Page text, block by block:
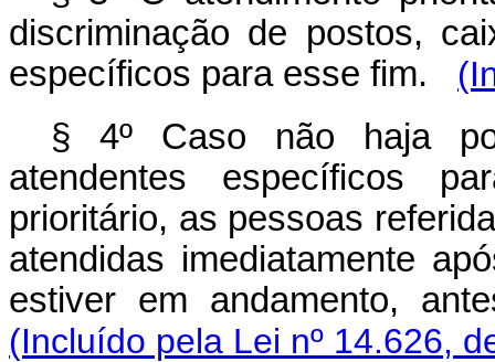
discriminação de postos,
específicos para esse fim.
§ 4º Caso não haja
atendentes específicos
prioritário, as pessoas
atendidas imediatamente
estiver em andamento,
(Incluído pela Lei nº 14.626,